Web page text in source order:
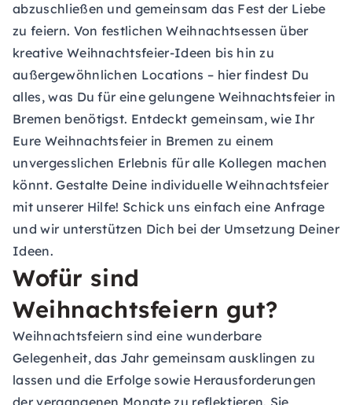
abzuschließen und gemeinsam das Fest der Liebe
zu feiern. Von festlichen Weihnachtsessen über
kreative Weihnachtsfeier-Ideen bis hin zu
außergewöhnlichen Locations – hier findest Du
alles, was Du für eine gelungene Weihnachtsfeier in
Bremen benötigst. Entdeckt gemeinsam, wie Ihr
Eure Weihnachtsfeier in Bremen zu einem
unvergesslichen Erlebnis für alle Kollegen machen
könnt. Gestalte Deine individuelle Weihnachtsfeier
mit unserer Hilfe! Schick uns einfach eine Anfrage
und wir unterstützen Dich bei der Umsetzung Deiner
Ideen.
Wofür sind
Weihnachtsfeiern gut?
Weihnachtsfeiern sind eine wunderbare
Gelegenheit, das Jahr gemeinsam ausklingen zu
lassen und die Erfolge sowie Herausforderungen
der vergangenen Monate zu reflektieren. Sie